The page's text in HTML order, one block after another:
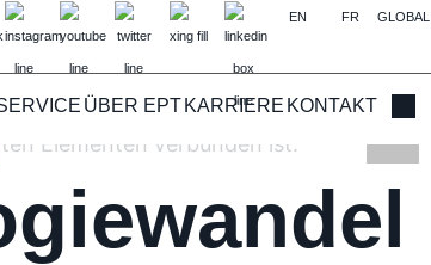
EN FR GLOBAL
ÜBER EPTKARRIERE KONTAKT